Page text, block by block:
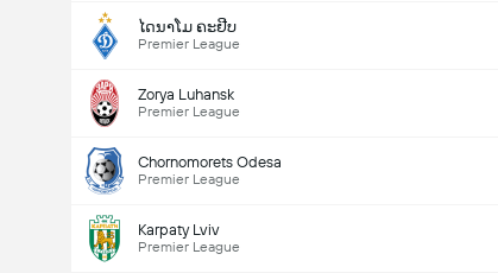
ໄດນາໂມ ຄະຢີບ
Premier League
Zorya Luhansk
Premier League
Chornomorets Odesa
Premier League
Karpaty Lviv
Premier League